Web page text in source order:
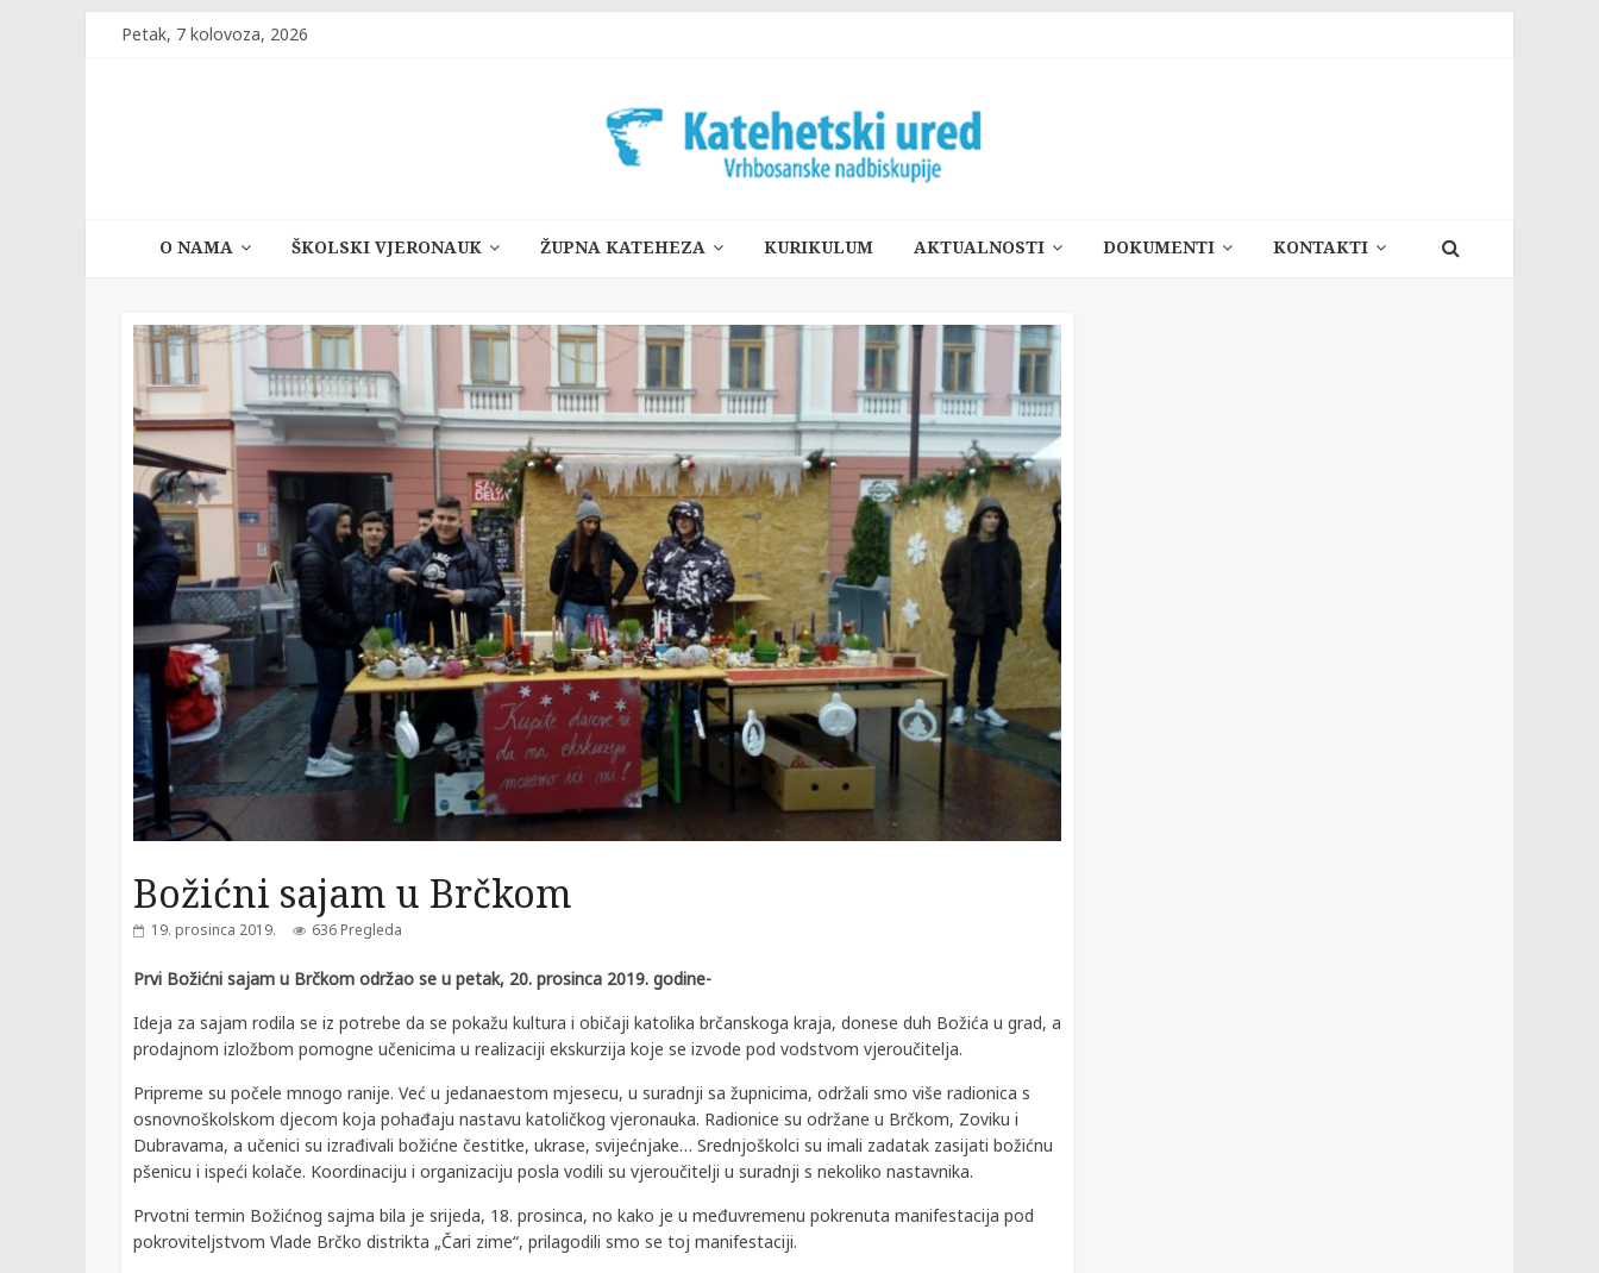
Petak, 7 kolovoza, 2026
Vrhbosanske
nadbiskupije
O NAMA ŠKOLSKI VJERONAUK ŽUPNA KATEHEZA KURIKULUM AKTUALNOSTI DOKUMENTI KONTAKTI
Božićni sajam u Brčkom
19. prosinca 2019. 636 Pregleda
Prvi Božićni sajam u Brčkom održao se u petak, 20. prosinca 2019. godine-
Ideja za sajam rodila se iz potrebe da se pokažu kultura i običaji katolika brčanskoga kraja, donese duh Božića u grad, a
prodajnom izložbom pomogne učenicima u realizaciji ekskurzija koje se izvode pod vodstvom vjeroučitelja.
Pripreme su počele mnogo ranije. Već u jedanaestom mjesecu, u suradnji sa župnicima, održali smo više radionica s
osnovnoškolskom djecom koja pohađaju nastavu katoličkog vjeronauka. Radionice su održane u Brčkom, Zoviku i
Dubravama, a učenici su izrađivali božićne čestitke, ukrase, svijećnjake… Srednjoškolci su imali zadatak zasijati božićnu
pšenicu i ispeći kolače. Koordinaciju i organizaciju posla vodili su vjeroučitelji u suradnji s nekoliko nastavnika.
Prvotni termin Božićnog sajma bila je srijeda, 18. prosinca, no kako je u međuvremenu pokrenuta manifestacija pod
pokroviteljstvom Vlade Brčko distrikta „Čari zime“, prilagodili smo se toj manifestaciji.